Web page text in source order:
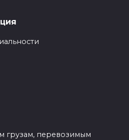
грузам, перевозимым